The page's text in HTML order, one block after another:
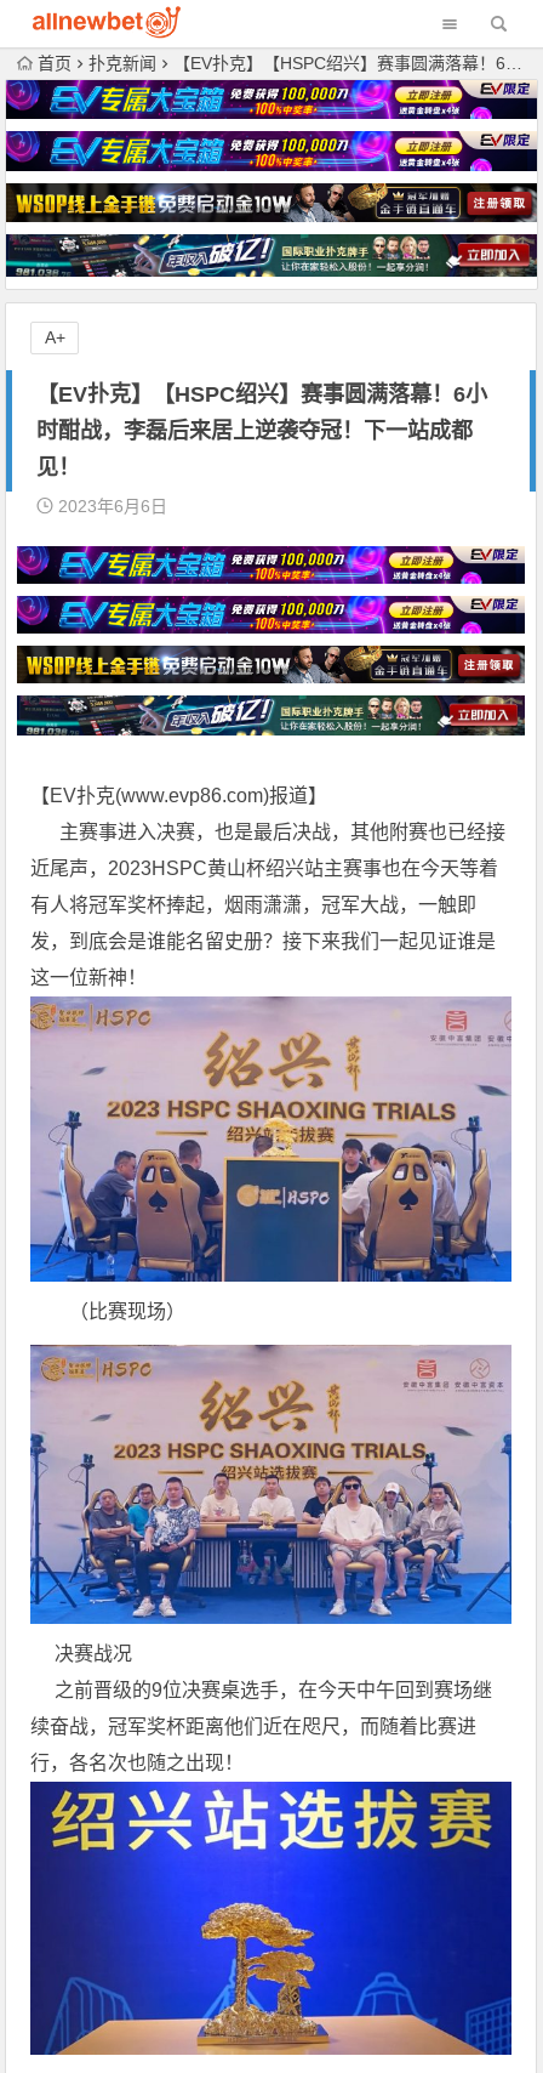
首页 扑克新闻 【EV扑克】【HSPC绍兴】赛事圆满落幕！6小时酣战，李磊后来居上逆袭夺冠！下一站成都见！
【EV扑克】【HSPC绍兴】赛事圆满落幕！6小
时酣战，李磊后来居上逆袭夺冠！下一站成都
见！
2023年6月6日
【EV扑克(www.evp86.com)报道】
主赛事进入决赛，也是最后决战，其他附赛也已经接
近尾声，2023HSPC黄山杯绍兴站主赛事也在今天等着
有人将冠军奖杯捧起，烟雨潇潇，冠军大战，一触即
发，到底会是谁能名留史册？接下来我们一起见证谁是
这一位新神！
（比赛现场）
决赛战况
之前晋级的9位决赛桌选手，在今天中午回到赛场继
续奋战，冠军奖杯距离他们近在咫尺，而随着比赛进
行，各名次也随之出现！
A+